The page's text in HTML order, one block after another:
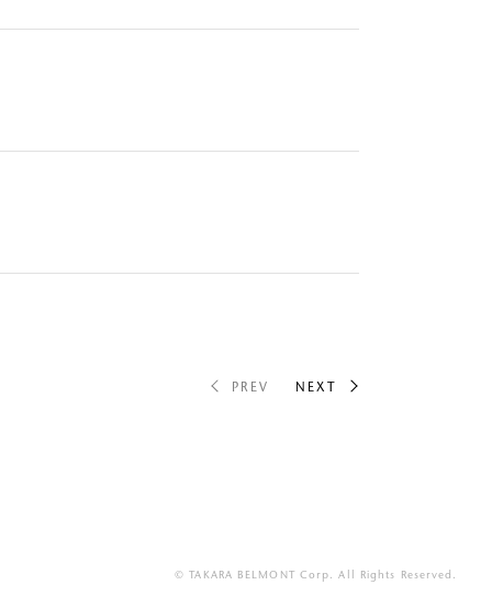
PREV NEXT
© TAKARA BELMONT Corp. All Rights Reserved.